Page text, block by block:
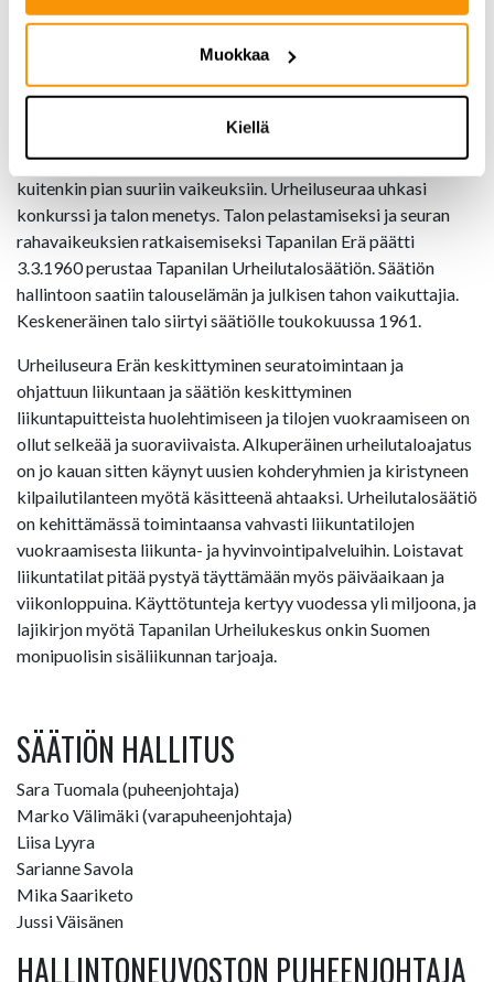
Muokkaa
Kiellä
merkitty säätiörekisteriin 20.4.1960, eli säätiömme on vireä
1953. Tuolloin urheiluseura Tapanilan Erä r.y. Helsingin
olympialaisten innoittamana päätti ryhtyä rakentamaan omaa
Keräysvaroille ja talkootöille perustettu hanke joutui
kuitenkin pian suuriin vaikeuksiin. Urheiluseuraa uhkasi
konkurssi ja talon menetys. Talon pelastamiseksi ja seuran
rahavaikeuksien ratkaisemiseksi Tapanilan Erä päätti
3.3.1960 perustaa Tapanilan Urheilutalosäätiön. Säätiön
hallintoon saatiin talouselämän ja julkisen tahon vaikuttajia.
Keskeneräinen talo siirtyi säätiölle toukokuussa 1961.
Urheiluseura Erän keskittyminen seuratoimintaan ja
ohjattuun liikuntaan ja säätiön keskittyminen
liikuntapuitteista huolehtimiseen ja tilojen vuokraamiseen on
ollut selkeää ja suoraviivaista. Alkuperäinen urheilutaloajatus
on jo kauan sitten käynyt uusien kohderyhmien ja kiristyneen
kilpailutilanteen myötä käsitteenä ahtaaksi. Urheilutalosäätiö
on kehittämässä toimintaansa vahvasti liikuntatilojen
vuokraamisesta liikunta- ja hyvinvointipalveluihin. Loistavat
liikuntatilat pitää pystyä täyttämään myös päiväaikaan ja
viikonloppuina. Käyttötunteja kertyy vuodessa yli miljoona, ja
lajikirjon myötä Tapanilan Urheilukeskus onkin Suomen
monipuolisin sisäliikunnan tarjoaja.
SÄÄTIÖN HALLITUS
Sara Tuomala (puheenjohtaja)
Marko Välimäki (varapuheenjohtaja)
Liisa Lyyra
Sarianne Savola
Mika Saariketo
Jussi Väisänen
HALLINTONEUVOSTON PUHEENJOHTAJA